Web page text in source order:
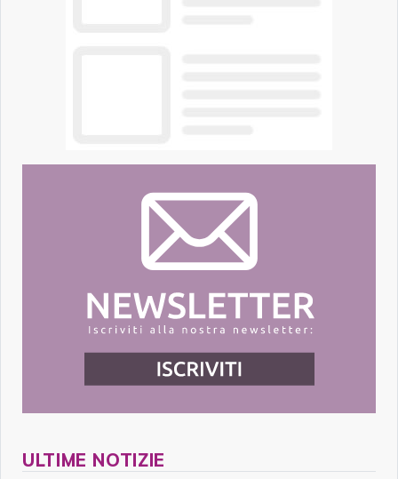
ULTIME NOTIZIE